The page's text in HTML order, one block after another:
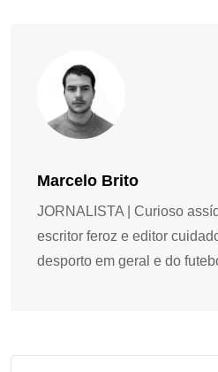
Marcelo Brito
JORNALISTA | Curioso
escritor feroz e editor
desporto em geral e do